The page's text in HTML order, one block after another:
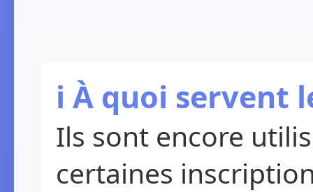
ℹ️ À quoi servent
Ils sont encore
certaines